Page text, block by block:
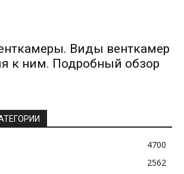
Виды венткамер
к ним. Подробный обзор
4700
2562